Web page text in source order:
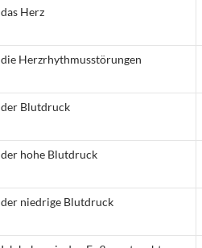
das Herz
die Herzrhythmusstörungen
der Blutdruck
der hohe Blutdruck
der niedrige Blutdruck